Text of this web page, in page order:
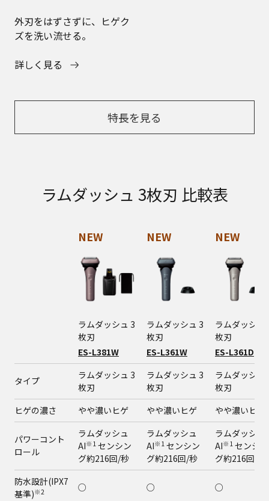
外刃をはずさずに、ヒゲク
ズを洗い流せる。
詳しく見る
特長を見る
ラムダッシュ 3枚刃 比較表
NEW
ラムダッシュ 3
枚刃
ES-L381W
NEW
ラムダッシュ 3
枚刃
ES-L361W
NEW
ラムダッシュ
枚刃
ES-L361D
タイプ
ラムダッシュ 3
枚刃
ラムダッシュ 3
枚刃
ラムダッシュ
枚刃
ヒゲの濃さ
やや濃いヒゲ やや濃いヒゲ やや濃いヒゲ
パワーコント
ロール
ラムダッシュ
AI※1 センシン
グ約216回/秒
ラムダッシュ
AI※1 センシン
グ約216回/秒
ラムダッシュ
AI※1 センシン
グ約216回/秒
防水設計(IPX7
基準)※2 ○ ○ ○